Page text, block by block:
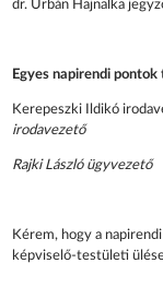
dr. Urbán
Egyes napirendi
Kerepeszki
irodavezető
Rajki László ügyvezető
Kérem, hogy a
képviselő-testületi